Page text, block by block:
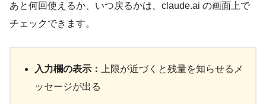
あと何回使えるか、いつ戻るかは、claude.ai の画面上で
チェックできます。
入力欄の表示：
上限が近づくと残量を知らせるメ
ッセージが出る